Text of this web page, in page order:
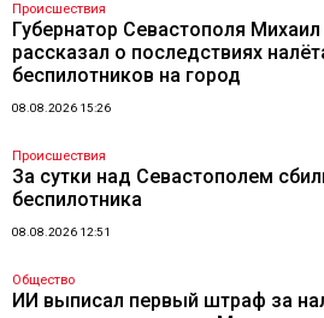
Происшествия
Губернатор Севастополя
рассказал о последствиях
беспилотников на город
08.08.2026 15:26
Происшествия
За сутки над Севастополем
беспилотника
08.08.2026 12:51
Общество
ИИ выписал первый штраф за